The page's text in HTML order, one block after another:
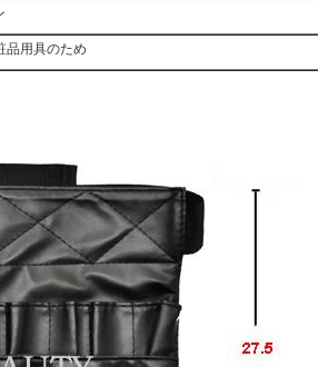
品用具のため